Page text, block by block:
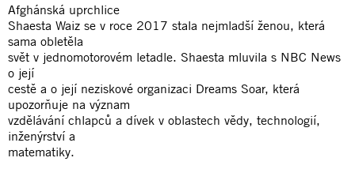
Afghánská uprchlice
Shaesta Waiz se v roce 2017 stala nejmladší ženou, která
sama obletěla
svět v jednomotorovém letadle. Shaesta mluvila s NBC News
o její
cestě a o její neziskové organizaci Dreams Soar, která
upozorňuje na význam
vzdělávání chlapců a dívek v oblastech vědy, technologií,
inženýrství a
matematiky.